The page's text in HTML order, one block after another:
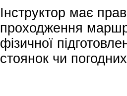
Інструктор має
проходження
фізичної
стоянок чи